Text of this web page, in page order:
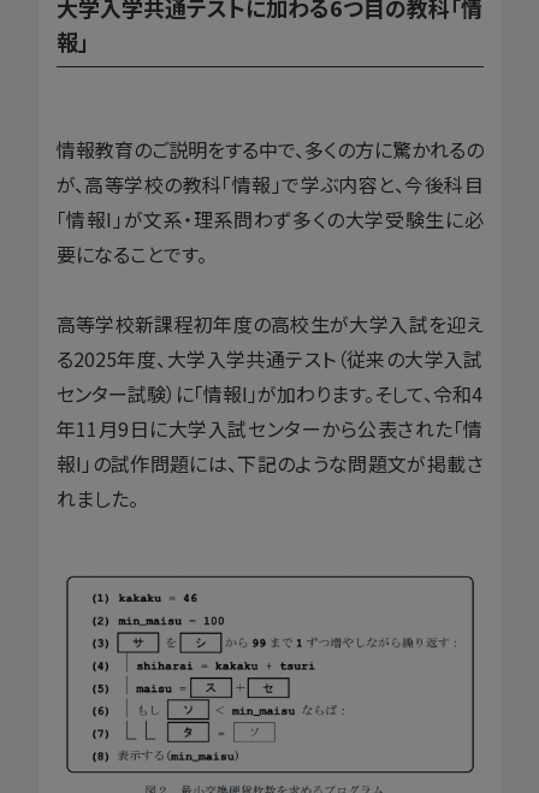
大学入学共通テストに加わる6つ目の教科「情
報」
情報教育のご説明をする中で、多くの方に驚かれるの
が、高等学校の教科「情報」で学ぶ内容と、今後科目
「情報I」が文系・理系問わず多くの大学受験生に必
要になることです。
高等学校新課程初年度の高校生が大学入試を迎え
る2025年度、大学入学共通テスト（従来の大学入試
センター試験）に「情報I」が加わります。そして、令和4
年11月9日に大学入試センターから公表された「情
報I」の試作問題には、下記のような問題文が掲載さ
れました。